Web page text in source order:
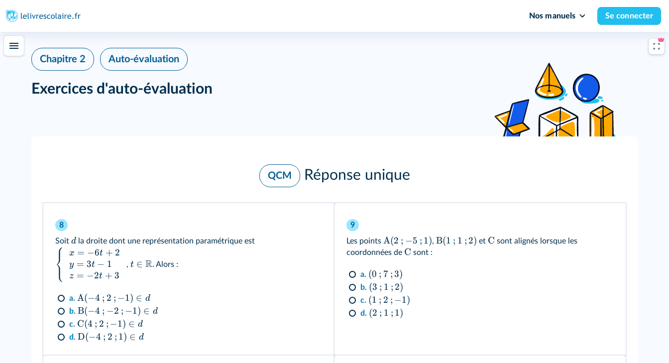
Nos manuels Se connecter
Chapitre 2 Auto‑évaluation
Exercices d'auto‑évaluation
QCM Réponse unique
8
Soit d la droite dont une représentation paramétrique est
⎩
⎨
⎧ x = −6t + 2
y = 3t − 1
z = −2t + 3
, t ∈ R. Alors :
a. A(−4 ; 2 ; −1) ∈ d
b. B(−4 ; −2 ; −1) ∈ d
c. C(4 ; 2 ; −1) ∈ d
d. D(−4 ; 2 ; 1) ∈ d
9
Les points A(2 ; −5 ; 1), B(1 ; 1 ; 2) et C sont alignés lorsque les
coordonnées de C sont :
a. (0 ; 7 ;3)
b. (3 ; 1 ; 2)
c. (1 ; 2 ; −1)
d. (2 ; 1 ; 1)